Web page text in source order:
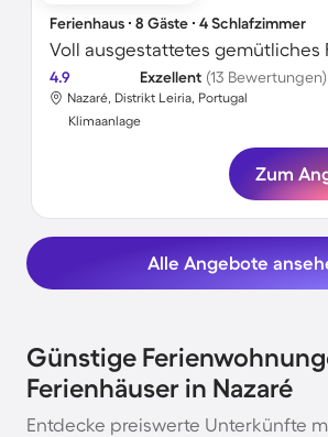
Ferienhaus ∙ 8 Gäste ∙ 4 Schlafzimmer
4.9 Exzellent (13 Bewertungen)
Nazaré, Distrikt Leiria, Portugal
Klimaanlage
Zum
Alle Angebote
Günstige
Ferienhäuser in Nazaré
Entdecke preiswerte Unterkünfte